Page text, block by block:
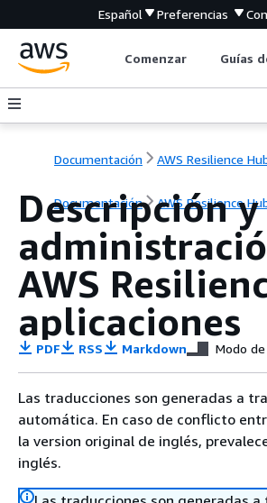
Español Preferencias
Comenzar Guías
Documentación AWS Resilience
Documentación AWS Resilience
Descripción y
AWS
aplicaciones
PDF RSS Markdown Modo
Las traducciones son generadas a
automática. En caso de conflicto
la version original de inglés,
inglés.